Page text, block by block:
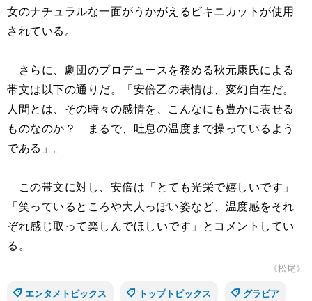
女のナチュラルな一面がうかがえるビキニカットが使用
されている。
さらに、劇団のプロデュースを務める秋元康氏による
帯文は以下の通りだ。「安倍乙の表情は、変幻自在だ。
人間とは、その時々の感情を、こんなにも豊かに表せる
ものなのか？ まるで、吐息の温度まで操っているよう
である」。
この帯文に対し、安倍は「とても光栄で嬉しいです」
「笑っているところや大人っぽい姿など、温度感をそれ
ぞれ感じ取って楽しんでほしいです」とコメントしてい
る。
《松尾》
エンタメトピックス
トップトピックス グラビア